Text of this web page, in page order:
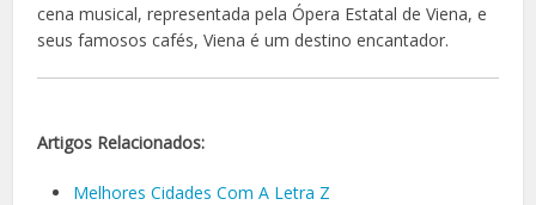
cena musical, representada pela Ópera Estatal de Viena, e
seus famosos cafés, Viena é um destino encantador.
Artigos Relacionados:
Melhores Cidades Com A Letra Z